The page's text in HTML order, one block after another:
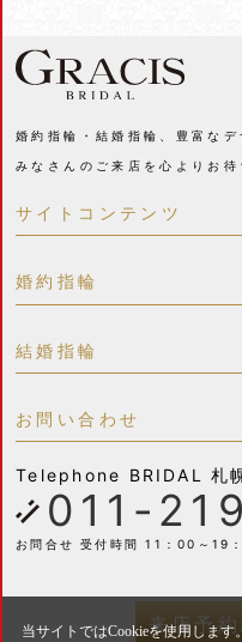
婚約指輪・結婚指輪、豊富なデ
みなさんのご来店を心よりお待
サイトコンテンツ
婚約指輪
結婚指輪
お問い合わせ
Telephone BRIDAL 札
011-
お問合せ 受付時間 11：00～19
来店予
当サイトではCookieを使用します